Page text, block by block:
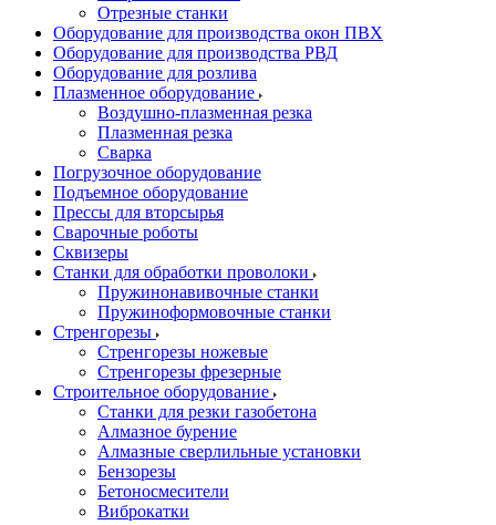
Отрезные станки
Оборудование для производства окон ПВХ
Оборудование для производства РВД
Оборудование для розлива
Плазменное оборудование
Воздушно-плазменная резка
Плазменная резка
Сварка
Погрузочное оборудование
Подъемное оборудование
Прессы для вторсырья
Сварочные роботы
Сквизеры
Станки для обработки проволоки
Пружинонавивочные станки
Пружиноформовочные станки
Стренгорезы
Стренгорезы ножевые
Стренгорезы фрезерные
Строительное оборудование
Станки для резки газобетона
Алмазное бурение
Алмазные сверлильные установки
Бензорезы
Бетоносмесители
Виброкатки